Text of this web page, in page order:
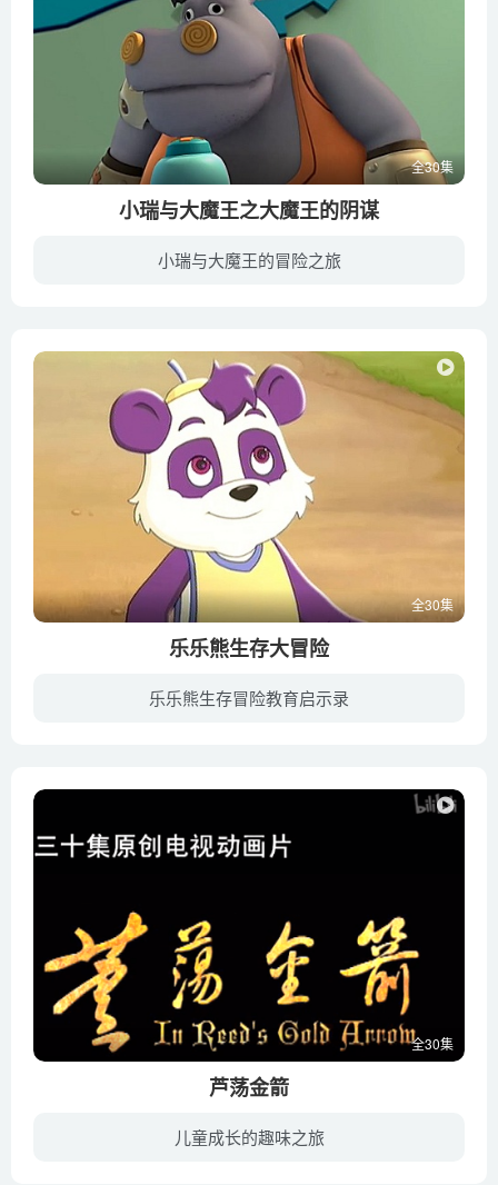
全30集
小瑞与大魔王之大魔王的阴谋
小瑞与大魔王的冒险之旅
全30集
乐乐熊生存大冒险
乐乐熊生存冒险教育启示录
全30集
芦荡金箭
儿童成长的趣味之旅